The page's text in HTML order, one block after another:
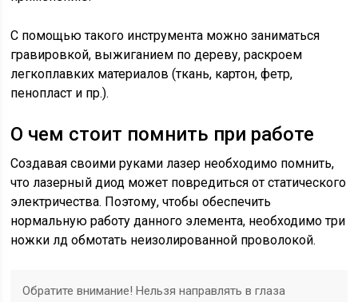
С помощью такого инструмента можно заниматься
гравировкой, выжиганием по дереву, раскроем
легкоплавких материалов (ткань, картон, фетр,
пенопласт и пр.).
О чем стоит помнить при работе
Создавая своими руками лазер необходимо помнить,
что лазерный диод может повредиться от статического
электричества. Поэтому, чтобы обеспечить
нормальную работу данного элемента, необходимо три
ножки лд обмотать неизолированной проволокой.
Обратите внимание! Нельзя направлять в глаза